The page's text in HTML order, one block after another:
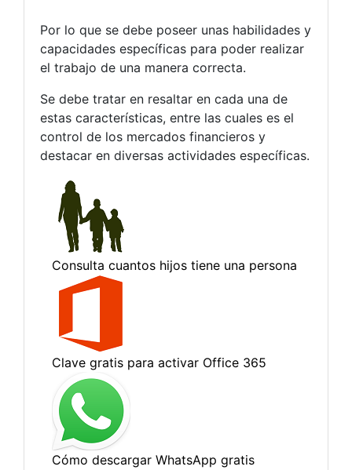
Por lo que se debe poseer unas habilidades y
capacidades específicas para poder realizar
el trabajo de una manera correcta.
Se debe tratar en resaltar en cada una de
estas características, entre las cuales es el
control de los mercados financieros y
destacar en diversas actividades específicas.